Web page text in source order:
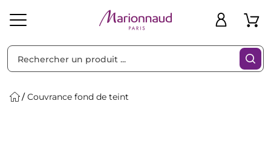
Couvrance fond de teint
Filtres